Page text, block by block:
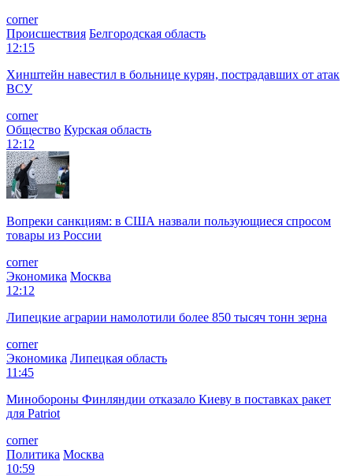
corner
Происшествия Белгородская область
12:15
Хинштейн навестил в больнице курян, пострадавших от атак
ВСУ
corner
Общество Курская область
12:12
Вопреки санкциям: в США назвали пользующиеся спросом
товары из России
corner
Экономика Москва
12:12
Липецкие аграрии намолотили более 850 тысяч тонн зерна
corner
Экономика Липецкая область
11:45
Минобороны Финляндии отказало Киеву в поставках ракет
для Patriot
corner
Политика Москва
10:59